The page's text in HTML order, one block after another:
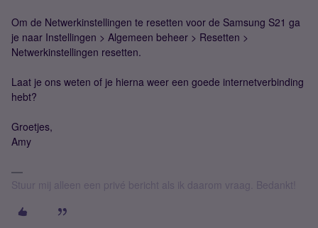
Om de Netwerkinstellingen te resetten voor de Samsung S21 ga
je naar Instellingen > Algemeen beheer > Resetten >
Netwerkinstellingen resetten.
Laat je ons weten of je hierna weer een goede internetverbinding
hebt?
Groetjes,
Amy
Stuur mij alleen een privé bericht als ik daarom vraag. Bedankt!